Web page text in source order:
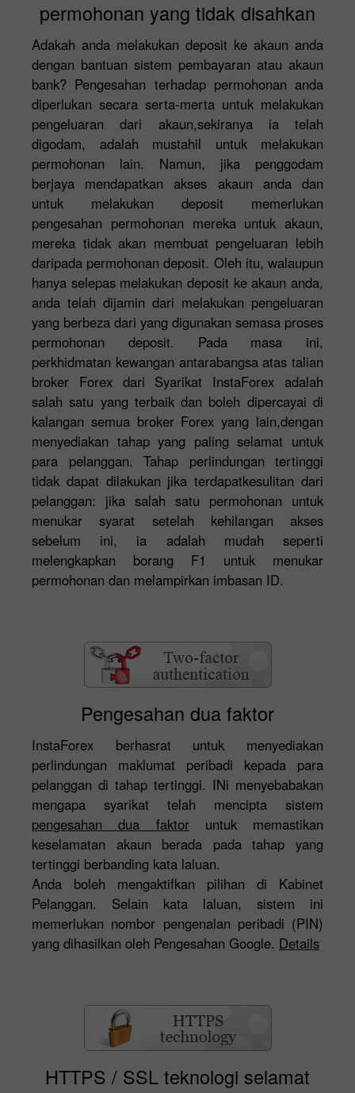
permohonan yang tidak disahkan
Adakah anda melakukan deposit ke akaun anda
dengan bantuan sistem pembayaran atau akaun
bank? Pengesahan terhadap permohonan anda
diperlukan secara serta-merta untuk melakukan
pengeluaran dari akaun,sekiranya ia telah
digodam, adalah mustahil untuk melakukan
permohonan lain. Namun, jika penggodam
berjaya mendapatkan akses akaun anda dan
untuk melakukan deposit memerlukan
pengesahan permohonan mereka untuk akaun,
mereka tidak akan membuat pengeluaran lebih
daripada permohonan deposit. Oleh itu, walaupun
hanya selepas melakukan deposit ke akaun anda,
anda telah dijamin dari melakukan pengeluaran
yang berbeza dari yang digunakan semasa proses
permohonan deposit. Pada masa ini,
perkhidmatan kewangan antarabangsa atas talian
broker Forex dari Syarikat InstaForex adalah
salah satu yang terbaik dan boleh dipercayai di
kalangan semua broker Forex yang lain,dengan
menyediakan tahap yang paling selamat untuk
para pelanggan. Tahap perlindungan tertinggi
tidak dapat dilakukan jika terdapatkesulitan dari
pelanggan: jika salah satu permohonan untuk
menukar syarat setelah kehilangan akses
sebelum ini, ia adalah mudah seperti
melengkapkan borang F1 untuk menukar
permohonan dan melampirkan imbasan ID.
Pengesahan dua faktor
InstaForex berhasrat untuk menyediakan
perlindungan maklumat peribadi kepada para
pelanggan di tahap tertinggi. INi menyebabakan
mengapa syarikat telah mencipta sistem
pengesahan dua faktoruntuk memastikan
keselamatan akaun berada pada tahap yang
tertinggi berbanding kata laluan.
Anda boleh mengaktifkan pilihan di Kabinet
Pelanggan. Selain kata laluan, sistem ini
memerlukan nombor pengenalan peribadi (PIN)
yang dihasilkan oleh Pengesahan Google. Details
HTTPS / SSL teknologi selamat